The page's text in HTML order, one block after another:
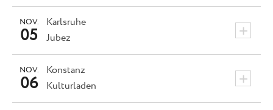
Karlsruhe +
NOV.
05 Jubez
Konstanz +
NOV.
06 Kulturladen